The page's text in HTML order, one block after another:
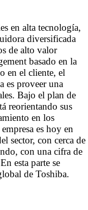
en alta tecnología,
diversificada
de alto valor
basado en la
en el cliente, el
es proveer una
Bajo el plan de
reorientando sus
en los
es hoy en
sector, con cerca de
con una cifra de
esta parte se
de Toshiba.